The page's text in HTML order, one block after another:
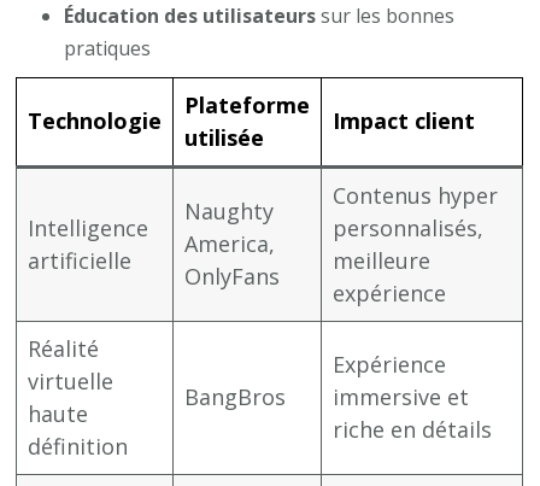
Éducation des utilisateurssur les bonnes
pratiques
Technologie
Plateforme
utilisée
Impact client
Intelligence
artificielle
Naughty
America,
OnlyFans
Contenus hyper
personnalisés,
meilleure
expérience
Réalité
virtuelle
haute
définition
BangBros
Expérience
immersive et
riche en détails